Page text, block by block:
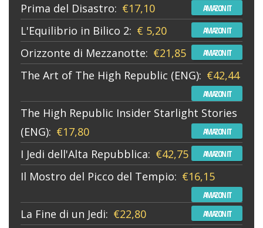
Prima del Disastro: €17,10 AMAZON IT
L'Equilibrio in Bilico 2: € 5,20 AMAZON IT
Orizzonte di Mezzanotte: €21,85 AMAZON IT
The Art of The High Republic (ENG): €42,44
AMAZON IT
The High Republic Insider Starlight Stories
(ENG): €17,80 AMAZON IT
I Jedi dell'Alta Repubblica: €42,75 AMAZON IT
Il Mostro del Picco del Tempio: €16,15
AMAZON IT
La Fine di un Jedi: €22,80 AMAZON IT